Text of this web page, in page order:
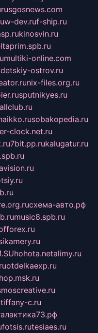
rusgosnews.com
w-dev.ruf-ship.ru
kinosvin.ru
multiki-online.com
detskiy-ostrov.ru
nix-files.org.ru
sputnikyes.ru
sobakopedia.ru
clock.net.ru
7bit.pp.rukalugatur.ru
схема-авто.рф
music8.spb.ru
hohota.netalimy.ru
otdelkaexp.ru
tiffany-c.ru
fotsis.rutesiaes.ru